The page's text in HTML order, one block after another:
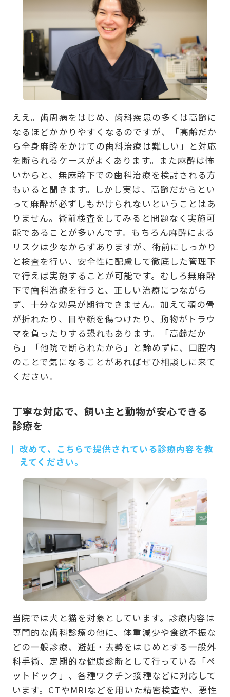
ええ。歯周病をはじめ、歯科疾患の多くは高齢に
なるほどかかりやすくなるのですが、「高齢だか
ら全身麻酔をかけての歯科治療は難しい」と対応
を断られるケースがよくあります。また麻酔は怖
いからと、無麻酔下での歯科治療を検討される方
もいると聞きます。しかし実は、高齢だからとい
って麻酔が必ずしもかけられないということはあ
りません。術前検査をしてみると問題なく実施可
能であることが多いんです。もちろん麻酔による
リスクは少なからずありますが、術前にしっかり
と検査を行い、安全性に配慮して徹底した管理下
で行えば実施することが可能です。むしろ無麻酔
下で歯科治療を行うと、正しい治療につながら
ず、十分な効果が期待できません。加えて顎の骨
が折れたり、目や顔を傷つけたり、動物がトラウ
マを負ったりする恐れもあります。「高齢だか
ら」「他院で断られたから」と諦めずに、口腔内
のことで気になることがあればぜひ相談しに来て
ください。
丁寧な対応で、飼い主と動物が安心できる
診療を
改めて、こちらで提供されている診療内容を教
えてください。
当院では犬と猫を対象としています。診療内容は
専門的な歯科診療の他に、体重減少や食欲不振な
どの一般診療、避妊・去勢をはじめとする一般外
科手術、定期的な健康診断として行っている「ペ
ットドック」、各種ワクチン接種などに対応して
います。CTやMRIなどを用いた精密検査や、悪性